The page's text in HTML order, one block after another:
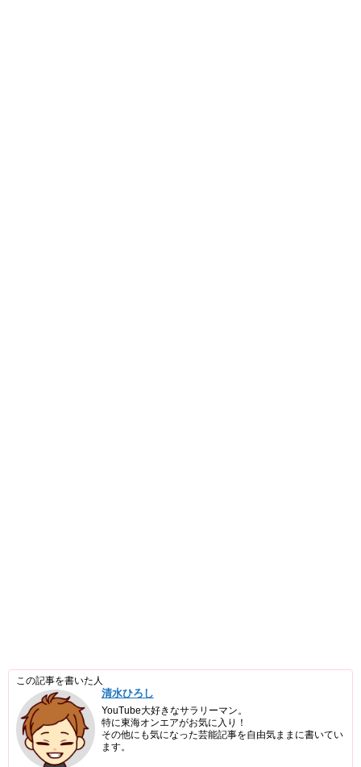
この記事を書いた人
清水ひろし
YouTube大好きなサラリーマン。
特に東海オンエアがお気に入り！
その他にも気になった芸能記事を自由気ままに書いてい
ます。